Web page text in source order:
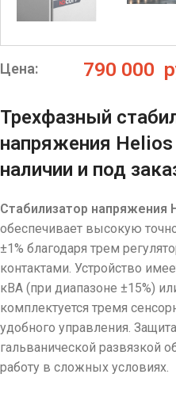
Цена: 790 000
Трехфазный
напряжения
наличии и под
Стабилизатор напряжения
обеспечивает высокую
±1% благодаря трем
контактами. Устройство
кВА (при диапазоне ±15%)
комплектуется тремя
удобного управления.
гальванической развязкой
работу в сложных условиях.